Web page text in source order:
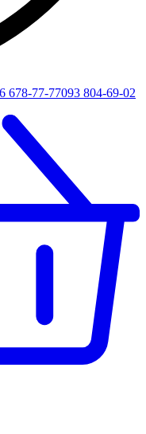
678-77-77093 804-69-02